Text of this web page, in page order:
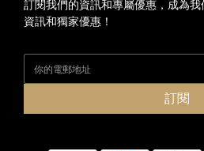
訂閱我們的資訊和專屬優惠，成為
資訊和獨家優惠！
訂閱